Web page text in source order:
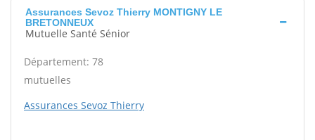
Assurances Sevoz Thierry MONTIGNY LE
BRETONNEUX
Mutuelle Santé Sénior
Département: 78
mutuelles
Assurances Sevoz Thierry